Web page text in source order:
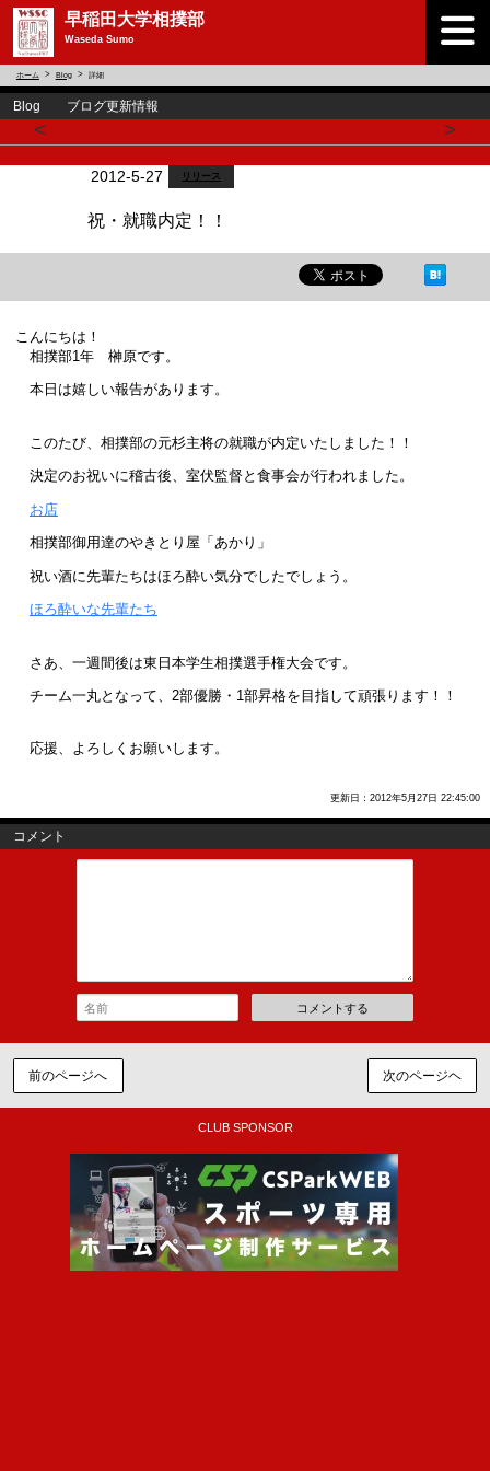
早稲田大学相撲部
Waseda Sumo
ホーム Blog 詳細
Blog ブログ更新情報
< >
2012-5-27 リリース
祝・就職内定！！
こんにちは！
相撲部1年 榊原です。
本日は嬉しい報告があります。
このたび、相撲部の元杉主将の就職が内定いたしました！！
決定のお祝いに稽古後、室伏監督と食事会が行われました。
お店
相撲部御用達のやきとり屋「あかり」
祝い酒に先輩たちはほろ酔い気分でしたでしょう。
ほろ酔いな先輩たち
さあ、一週間後は東日本学生相撲選手権大会です。
チーム一丸となって、2部優勝・1部昇格を目指して頑張ります！！
応援、よろしくお願いします。
更新日：2012年5月27日 22:45:00
コメント
コメントする
前のページへ 次のページヘ
CLUB SPONSOR